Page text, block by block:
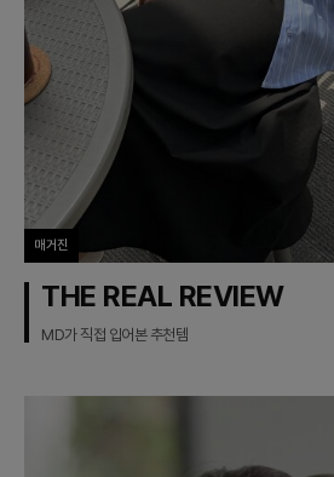
매거진
THE REAL REVIEW
MD가 직접 입어본 추천템